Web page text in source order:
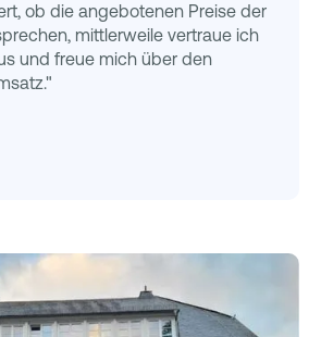
ob die angebotenen Preise der
mittlerweile vertraue ich
und freue mich über den